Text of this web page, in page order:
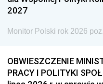
2027
Monitor Polski rok 2026
OBWIESZCZENIE
PRACY I POLITYKI